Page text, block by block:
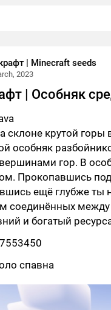
| Minecraft seeds
2023
| Особняк
склоне крутой горы
особняк
гор. В
Прокопавшись
ещё глубже ты
соединённых
и богатый
спавна